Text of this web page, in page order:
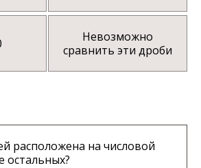
Невозможно
сравнить эти дроби
расположена на числовой
остальных?